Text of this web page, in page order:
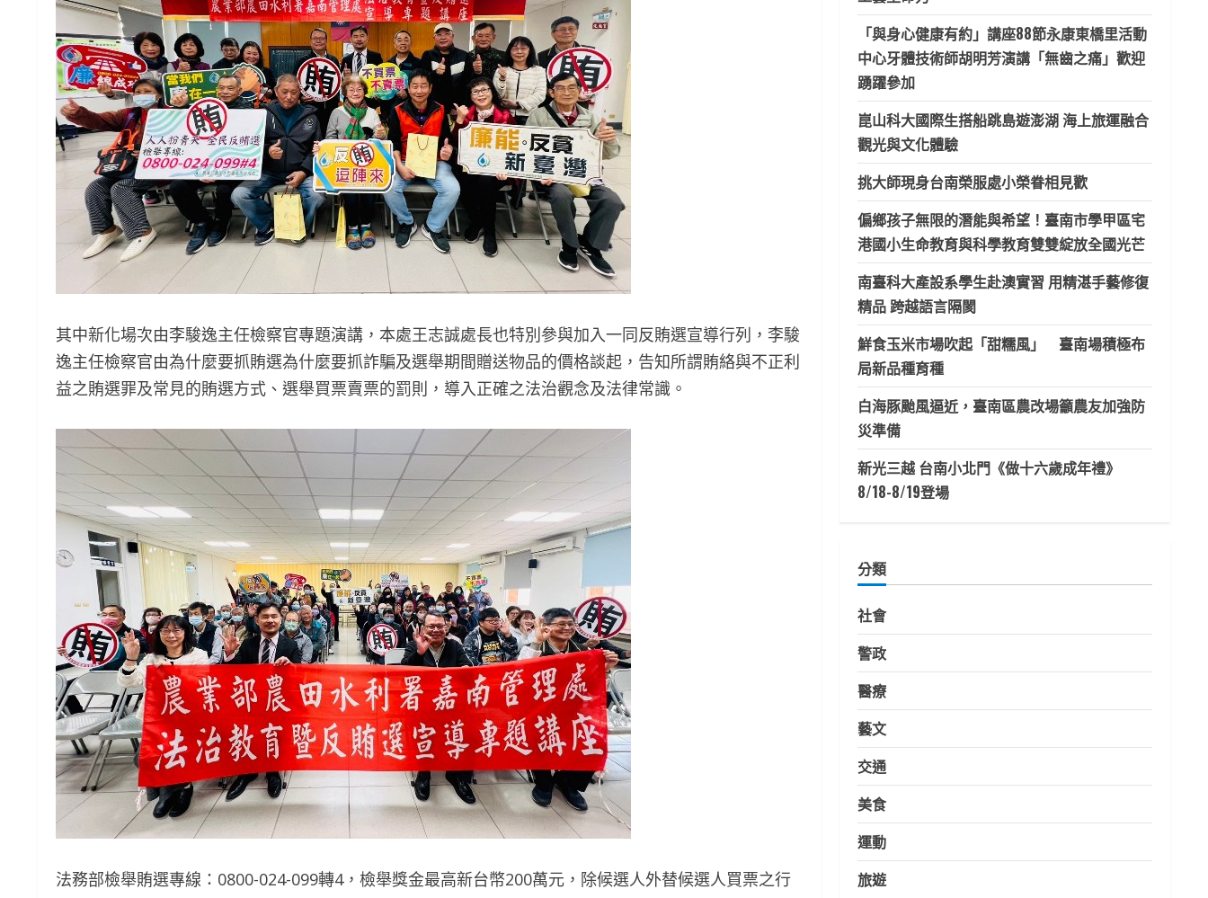
其中新化場次由李駿逸主任檢察官專題演講，本處王志誠處長也特別參與加入一同反賄選宣導行列，李駿
逸主任檢察官由為什麼要抓賄選為什麼要抓詐騙及選舉期間贈送物品的價格談起，告知所謂賄絡與不正利
益之賄選罪及常見的賄選方式、選舉買票賣票的罰則，導入正確之法治觀念及法律常識。
法務部檢舉賄選專線：0800-024-099轉4，檢舉獎金最高新台幣200萬元，除候選人外替候選人買票之行
「與身心健康有約」講座88節永康東橋里活動
中心牙體技術師胡明芳演講「無齒之痛」歡迎
踴躍參加
崑山科大國際生搭船跳島遊澎湖 海上旅運融合
觀光與文化體驗
挑大師現身台南榮服處小榮眷相見歡
偏鄉孩子無限的潛能與希望！臺南市學甲區宅
港國小生命教育與科學教育雙雙綻放全國光芒
南臺科大產設系學生赴澳實習 用精湛手藝修復
精品 跨越語言隔閡
鮮食玉米市場吹起「甜糯風」 臺南場積極布
局新品種育種
白海豚颱風逼近，臺南區農改場籲農友加強防
災準備
新光三越 台南小北門《做十六歲成年禮》
8/18-8/19登場
分類
社會
警政
醫療
藝文
交通
美食
運動
旅遊